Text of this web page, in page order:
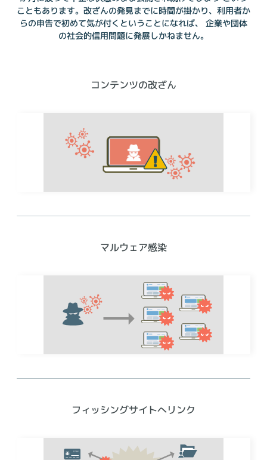
こともあります。改ざんの発見までに時間が掛かり、利用者か
らの申告で初めて気が付くということになれば、
企業や団体
の社会的信用問題に発展しかねません。
コンテンツの改ざん
マルウェア感染
フィッシングサイトへリンク